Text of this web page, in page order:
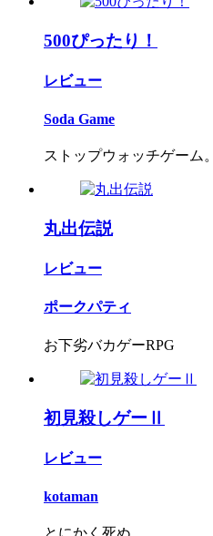
500ぴったり！
レビュー
Soda Game
ストップウォッチゲーム
丸出伝説
レビュー
ポークパティ
お下劣バカゲーRPG
初見殺しゲーⅡ
レビュー
kotaman
とにかく死ぬ。